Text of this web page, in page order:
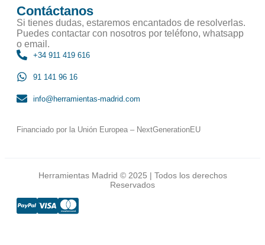
Contáctanos
Si tienes dudas, estaremos encantados de resolverlas.
Puedes contactar con nosotros por teléfono, whatsapp
o email.
+34 911 419 616
91 141 96 16
info@herramientas-madrid.com
Financiado por la Unión Europea – NextGenerationEU
Herramientas Madrid © 2025 | Todos los derechos
Reservados